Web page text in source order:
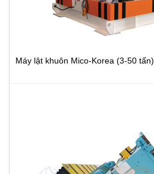
Máy lật khuôn Mico-Korea (3-50 tấn)